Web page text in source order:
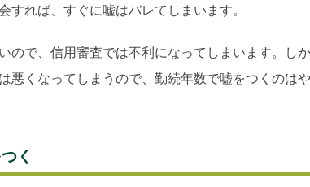
すれば、すぐに嘘はバレてしまいます。
ので、信用審査では不利になってしまいます。し
悪くなってしまうので、勤続年数で嘘をつくのは
く